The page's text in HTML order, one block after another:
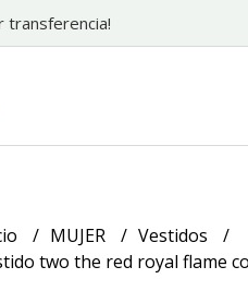
transferencia!
MUJER
Vestidos
two the red royal flame